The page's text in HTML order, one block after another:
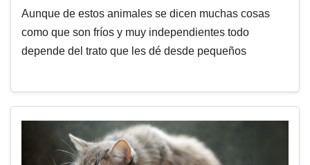
Aunque de estos animales se dicen muchas cosas
como que son fríos y muy independientes todo
depende del trato que les dé desde pequeños